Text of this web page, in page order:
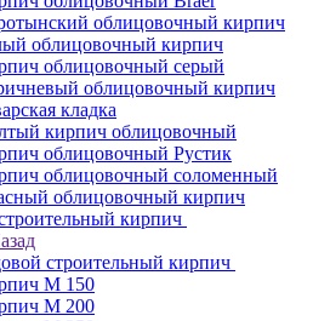
облицовочный кирпич
облицовочный кирпич
облицовочный серый
облицовочный кирпич
кладка
кирпич облицовочный
облицовочный Рустик
облицовочный соломенный
облицовочный кирпич
кирпич
строительный кирпич
М 150
М 200